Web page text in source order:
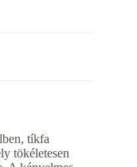
tíkfa
tökéletesen